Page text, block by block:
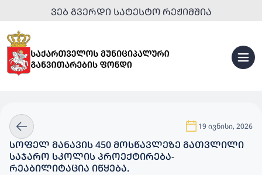
ᲕᲔᲑ ᲒᲕᲔᲠᲓᲘ ᲡᲐᲢᲔᲡᲢᲝ ᲠᲔᲟᲘᲛᲨᲘᲐ
19 ივნისი, 2026
ᲡᲝᲤᲔᲚ ᲛᲐᲜᲐᲕᲘᲡ 450 ᲛᲝᲡᲬᲐᲕᲚᲔᲖᲔ ᲒᲐᲗᲕᲚᲘᲚᲘ
ᲡᲐᲯᲐᲠᲝ ᲡᲙᲝᲚᲘᲡ ᲞᲠᲝᲔᲥᲢᲘᲠᲔᲑᲐ-
ᲠᲔᲐᲑᲘᲚᲘᲢᲐᲪᲘᲐ ᲘᲬᲧᲔᲑᲐ.